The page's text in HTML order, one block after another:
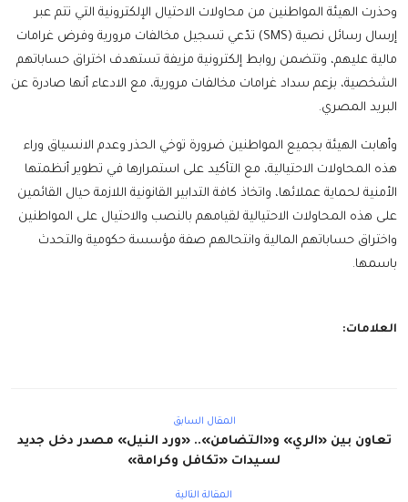
وحذرت الهيئة المواطنين من محاولات الاحتيال الإلكترونية التي تتم عبر
إرسال رسائل نصية (SMS) تدّعي تسجيل مخالفات مرورية وفرض غرامات
مالية عليهم، وتتضمن روابط إلكترونية مزيفة تستهدف اختراق حساباتهم
الشخصية، بزعم سداد غرامات مخالفات مرورية، مع الادعاء أنها صادرة عن
البريد المصري.
وأهابت الهيئة بجميع المواطنين ضرورة توخي الحذر وعدم الانسياق وراء
هذه المحاولات الاحتيالية، مع التأكيد على استمرارها في تطوير أنظمتها
الأمنية لحماية عملائها، واتخاذ كافة التدابير القانونية اللازمة حيال القائمين
على هذه المحاولات الاحتيالية لقيامهم بالنصب والاحتيال على المواطنين
واختراق حساباتهم المالية وانتحالهم صفة مؤسسة حكومية والتحدث
باسمها.
العلامات:
المقال السابق
تعاون بين «الري» و«التضامن».. «ورد النيل» مصدر دخل جديد
لسيدات «تكافل وكرامة»
المقالة التالية